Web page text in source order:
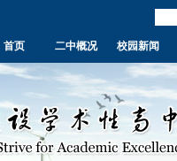
首页 二中概况 校园新闻